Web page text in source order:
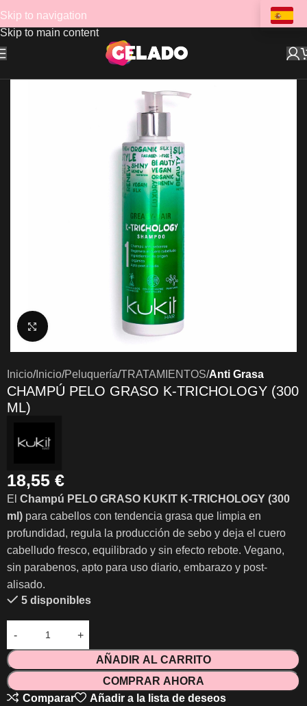
Skip to navigation
Skip to main content
Clic para ampliar
Inicio Inicio Peluquería TRATAMIENTOS Anti Grasa
CHAMPÚ PELO GRASO K-TRICHOLOGY (300
ML)
18,55 €
El Champú PELO GRASO KUKIT K-TRICHOLOGY (300
ml) para cabellos con tendencia grasa que limpia en
profundidad, regula la producción de sebo y deja el cuero
cabelludo fresco, equilibrado y sin efecto rebote. Vegano,
sin parabenos, apto para uso diario, embarazo y post-
alisado.
5 disponibles
AÑADIR AL CARRITO
COMPRAR AHORA
Comparar
Añadir a la lista de deseos